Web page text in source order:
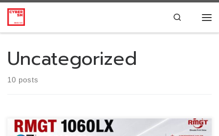
Skip to content Search
Uncategorized
10 posts